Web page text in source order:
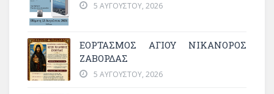
5 ΑΥΓΟΎΣΤΟΥ, 2026
ΕΟΡΤΑΣΜΟΣ ΑΓΙΟΥ ΝΙΚΑΝΟΡΟΣ
ΖΑΒΟΡΔΑΣ
5 ΑΥΓΟΎΣΤΟΥ, 2026